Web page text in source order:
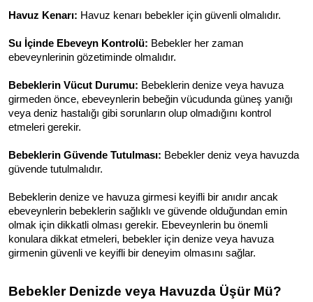
Havuz Kenarı: Havuz kenarı bebekler için güvenli olmalıdır.
Su İçinde Ebeveyn Kontrolü: Bebekler her zaman
ebeveynlerinin gözetiminde olmalıdır.
Bebeklerin Vücut Durumu: Bebeklerin denize veya havuza
girmeden önce, ebeveynlerin bebeğin vücudunda güneş yanığı
veya deniz hastalığı gibi sorunların olup olmadığını kontrol
etmeleri gerekir.
Bebeklerin Güvende Tutulması: Bebekler deniz veya havuzda
güvende tutulmalıdır.
Bebeklerin denize ve havuza girmesi keyifli bir anıdır ancak
ebeveynlerin bebeklerin sağlıklı ve güvende olduğundan emin
olmak için dikkatli olması gerekir. Ebeveynlerin bu önemli
konulara dikkat etmeleri, bebekler için denize veya havuza
girmenin güvenli ve keyifli bir deneyim olmasını sağlar.
Bebekler Denizde veya Havuzda Üşür Mü?